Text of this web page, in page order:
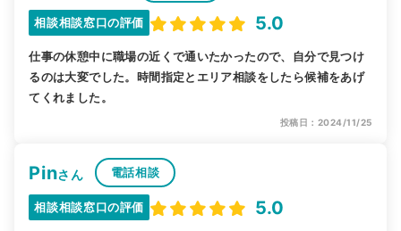
相談相談窓口の評価 5.0
仕事の休憩中に職場の近くで通いたかったので、自分で見つけ
るのは大変でした。時間指定とエリア相談をしたら候補をあげ
てくれました。
投稿日：2024/11/25
Pinさん 電話相談
相談相談窓口の評価 5.0